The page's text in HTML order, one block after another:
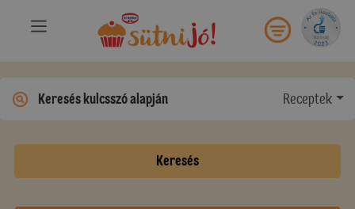
Receptek
Keresés